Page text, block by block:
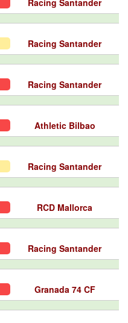
Racing Santander
Racing Santander
Racing Santander
Athletic Bilbao
Racing Santander
RCD Mallorca
Racing Santander
Granada 74 CF